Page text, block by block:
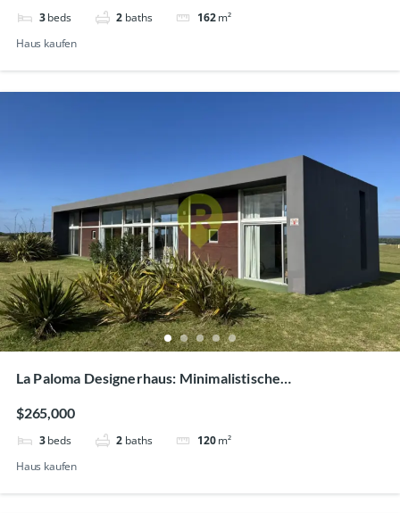
3 beds 2 baths 162 m²
Haus kaufen
La Paloma Designerhaus: Minimalistische
$265,000
3 beds 2 baths 120 m²
Haus kaufen